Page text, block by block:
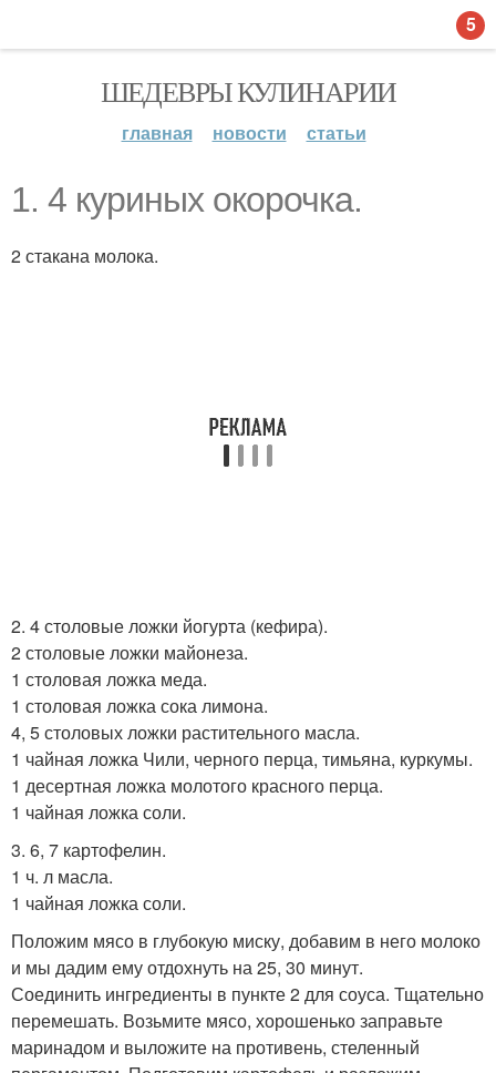
ШЕДЕВРЫ КУЛИНАРИИ
главная новости статьи
1. 4 куриных окорочка.
2 стакана молока.
2. 4 столовые ложки йогурта (кефира).
2 столовые ложки майонеза.
1 столовая ложка меда.
1 столовая ложка сока лимона.
4, 5 столовых ложки растительного масла.
1 чайная ложка Чили, черного перца, тимьяна, куркумы.
1 десертная ложка молотого красного перца.
1 чайная ложка соли.
3. 6, 7 картофелин.
1 ч. л масла.
1 чайная ложка соли.
Положим мясо в глубокую миску, добавим в него молоко
и мы дадим ему отдохнуть на 25, 30 минут.
Соединить ингредиенты в пункте 2 для соуса. Тщательно
перемешать. Возьмите мясо, хорошенько заправьте
маринадом и выложите на противень, стеленный
5